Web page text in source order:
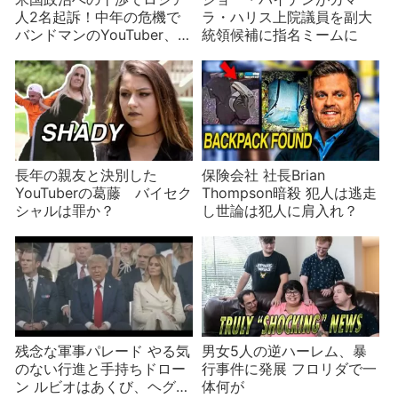
人2名起訴！中年の危機で
バンドマンのYouTuber、
が誰が信じる？
ラ・ハリス上院議員を副大
統領候補に指名ミームに
長年の親友と決別した
YouTuberの葛藤 バイセク
シャルは罪か？
保険会社 社長Brian
Thompson暗殺 犯人は逃走
し世論は犯人に肩入れ？
残念な軍事パレード やる気
のない行進と手持ちドロー
ン ルビオはあくび、ヘグセ
男女5人の逆ハーレム、暴
行事件に発展 フロリダで一
体何が